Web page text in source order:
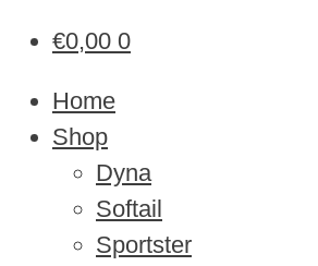
€0,00 0
Home
Shop
Dyna
Softail
Sportster